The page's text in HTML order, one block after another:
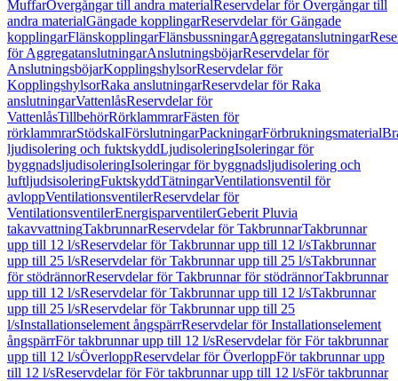
MuffarÖvergångar till andra materialReservdelar för Övergångar till
andra materialGängade kopplingarReservdelar för Gängade
kopplingarFlänskopplingarFlänsbussningarAggregatanslutningar
för AggregatanslutningarAnslutningsböjarReservdelar för
AnslutningsböjarKopplingshylsorReservdelar för
KopplingshylsorRaka anslutningarReservdelar för Raka
anslutningarVattenlåsReservdelar för
VattenlåsTillbehörRörklammrarFästen för
rörklammrarStödskalFörslutningarPackningarFörbrukningsmaterial
ljudisolering och fuktskyddLjudisoleringIsoleringar för
byggnadsljudisoleringIsoleringar för byggnadsljudisolering och
luftljudsisoleringFuktskyddTätningarVentilationsventil för
avloppVentilationsventilerReservdelar för
VentilationsventilerEnergisparventilerGeberit Pluvia
takavvattningTakbrunnarReservdelar för TakbrunnarTakbrunnar
upp till 12 l/sReservdelar för Takbrunnar upp till 12 l/sTakbrunnar
upp till 25 l/sReservdelar för Takbrunnar upp till 25 l/sTakbrunnar
för stödrännorReservdelar för Takbrunnar för stödrännorTakbrunnar
upp till 12 l/sReservdelar för Takbrunnar upp till 12 l/sTakbrunnar
upp till 25 l/sReservdelar för Takbrunnar upp till 25
l/sInstallationselement ångspärrReservdelar för Installationselement
ångspärrFör takbrunnar upp till 12 l/sReservdelar för För takbrunnar
upp till 12 l/sÖverloppReservdelar för ÖverloppFör takbrunnar upp
till 12 l/sReservdelar för För takbrunnar upp till 12 l/sFör takbrunnar